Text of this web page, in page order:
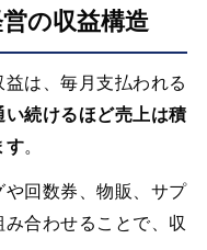
の収益構造
は、毎月支払われる
い続けるほど売上は積
す。
や回数券、物販、サプ
合わせることで、収